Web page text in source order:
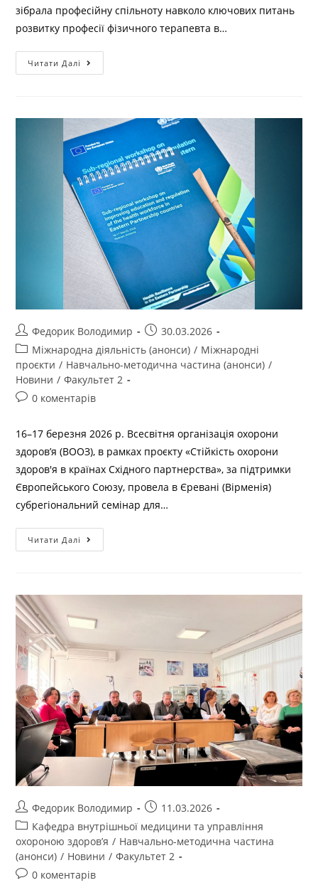
зібрала професійну спільноту навколо ключових питань
розвитку професії фізичного терапевта в…
Читати Далі
Федорик Володимир
30.03.2026
Міжнародна діяльність (анонси) / Міжнародні
проєкти / Навчально-методична частина (анонси) /
Новини / Факультет 2
0 коментарів
16–17 березня 2026 р. Всесвітня організація охорони
здоров’я (ВООЗ), в рамках проєкту «Cтійкість охорони
здоров'я в країнах Східного партнерства», за підтримки
Європейського Союзу, провела в Єревані (Вірменія)
субрегіональний семінар для…
Читати Далі
Федорик Володимир
11.03.2026
Кафедра внутрішньої медицини та управління
охороною здоров’я / Навчально-методична частина
(анонси) / Новини / Факультет 2
0 коментарів